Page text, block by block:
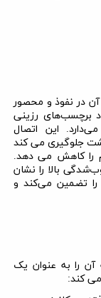
آن در نفوذ و محصور
برچسب‌های رزینی
این اتصال
جلوگیری می کند
را کاهش می دهد.
بالا را نشان
تضمین می‌کند و
آن را به عنوان یک
کند: